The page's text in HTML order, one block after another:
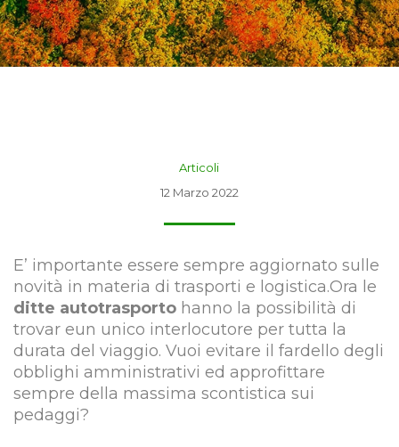
Articoli
12 Marzo 2022
E’ importante essere sempre aggiornato sulle
novità in materia di trasporti e logistica.Ora le
ditte autotrasporto hanno la possibilità di
trovar eun unico interlocutore per tutta la
durata del viaggio. Vuoi evitare il fardello degli
obblighi amministrativi ed approfittare
sempre della massima scontistica sui
pedaggi?